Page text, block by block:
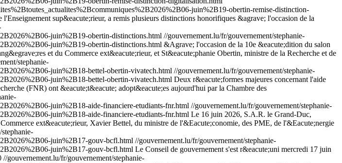
juin%2B19-obertin-remise-distinction-
sup&eacute;rieur, a remis plusieurs distinctions honorifiques &agrave; l'occasion de la
juin%2B19-obertin-distinctions.html //gouvernement.lu/fr/gouvernement/stephanie-
juin%2B19-obertin-distinctions.html &Agrave; l'occasion de la 10e &eacute;dition du salon
et du Commerce ext&eacute;rieur, et St&eacute;phanie Obertin, ministre de la Recherche et de
stephanie-
juin%2B18-bettel-obertin-vivatech.html //gouvernement.lu/fr/gouvernement/stephanie-
juin%2B18-bettel-obertin-vivatech.html Deux r&eacute;formes majeures concernant l'aide
(FNR) ont &eacute;t&eacute; adopt&eacute;es aujourd'hui par la Chambre des
juin%2B18-aide-financiere-etudiants-fnr.html //gouvernement.lu/fr/gouvernement/stephanie-
juin%2B18-aide-financiere-etudiants-fnr.html Le 16 juin 2026, S.A.R. le Grand-Duc,
ext&eacute;rieur, Xavier Bettel, du ministre de l'&Eacute;conomie, des PME, de l'&Eacute;nergie
juin%2B17-gouv-bcfl.html //gouvernement.lu/fr/gouvernement/stephanie-
juin%2B17-gouv-bcfl.html Le Conseil de gouvernement s'est r&eacute;uni mercredi 17 juin
//gouvernement.lu/fr/gouvernement/stephanie-